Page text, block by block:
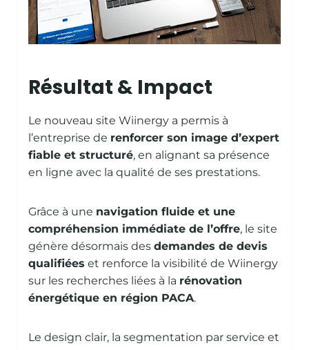
Résultat & Impact
Le nouveau site Wiinergy a permis à
l’entreprise de renforcer son image d’expert
fiable et structuré, en alignant sa présence
en ligne avec la qualité de ses prestations.
Grâce à une navigation fluide et une
compréhension immédiate de l’offre, le site
génère désormais des demandes de devis
qualifiées et renforce la visibilité de Wiinergy
sur les recherches liées à la rénovation
énergétique en région PACA.
Le design clair, la segmentation par service et